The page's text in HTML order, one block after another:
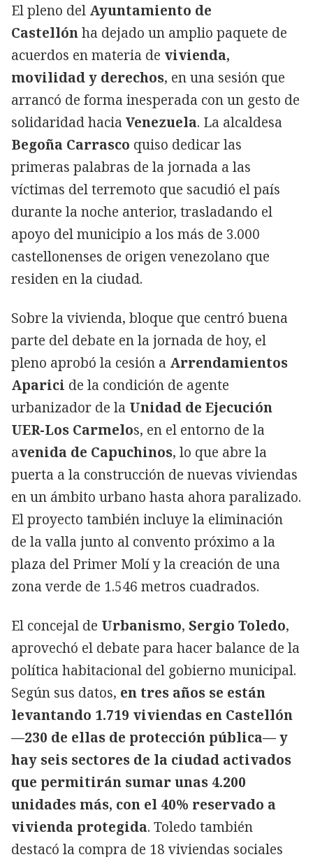
El pleno del Ayuntamiento de
Castellónha dejado un amplio paquete de
acuerdos en materia de vivienda,
movilidad y derechos, en una sesión que
arrancó de forma inesperada con un gesto de
solidaridad hacia Venezuela. La alcaldesa
Begoña Carrasco quiso dedicar las
primeras palabras de la jornada a las
víctimas del terremoto que sacudió el país
durante la noche anterior, trasladando el
apoyo del municipio a los más de 3.000
castellonenses de origen venezolano que
residen en la ciudad.
Sobre la vivienda, bloque que centró buena
parte del debate en la jornada de hoy, el
pleno aprobó la cesión a Arrendamientos
Aparici de la condición de agente
urbanizador de la Unidad de Ejecución
UER-Los Carmelos, en el entorno de la
avenida de Capuchinos, lo que abre la
puerta a la construcción de nuevas viviendas
en un ámbito urbano hasta ahora paralizado.
El proyecto también incluye la eliminación
de la valla junto al convento próximo a la
plaza del Primer Molí y la creación de una
zona verde de 1.546 metros cuadrados.
El concejal de Urbanismo, Sergio Toledo,
aprovechó el debate para hacer balance de la
política habitacional del gobierno municipal.
Según sus datos, en tres años se están
levantando 1.719 viviendas en Castellón
—230 de ellas de protección pública— y
hay seis sectores de la ciudad activados
que permitirán sumar unas 4.200
unidades más, con el 40% reservado a
vivienda protegida. Toledo también
destacó la compra de 18 viviendas sociales